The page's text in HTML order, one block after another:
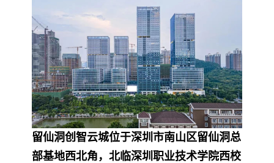
留仙洞创智云城位于深圳市南山区留仙洞总
部基地西北角，北临深圳职业技术学院西校